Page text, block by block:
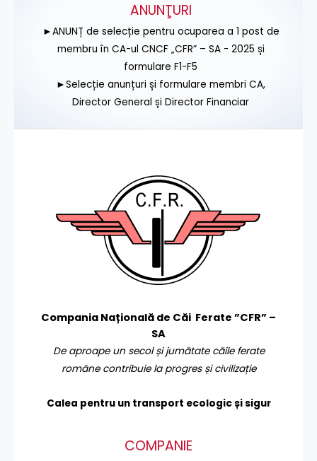
ANUNŢURI
►ANUNȚ de selecție pentru ocuparea a 1 post de
membru în CA-ul CNCF „CFR” – SA - 2025 și
formulare F1-F5
►Selecție anunțuri și formulare membri CA,
Director General și Director Financiar
Compania Națională de Căi Ferate ”CFR” –
SA
De aproape un secol și jumătate căile ferate
române contribuie la progres și civilizație
Calea pentru un transport ecologic și sigur
COMPANIE